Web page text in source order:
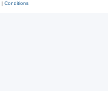
| Conditions